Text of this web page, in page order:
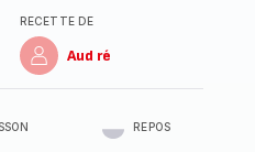
RECETTE DE
Aud ré
REPOS